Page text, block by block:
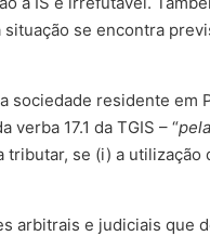
se encontra
residente em
17.1 da TGIS – “
se (i) a
arbitrais e judiciais que